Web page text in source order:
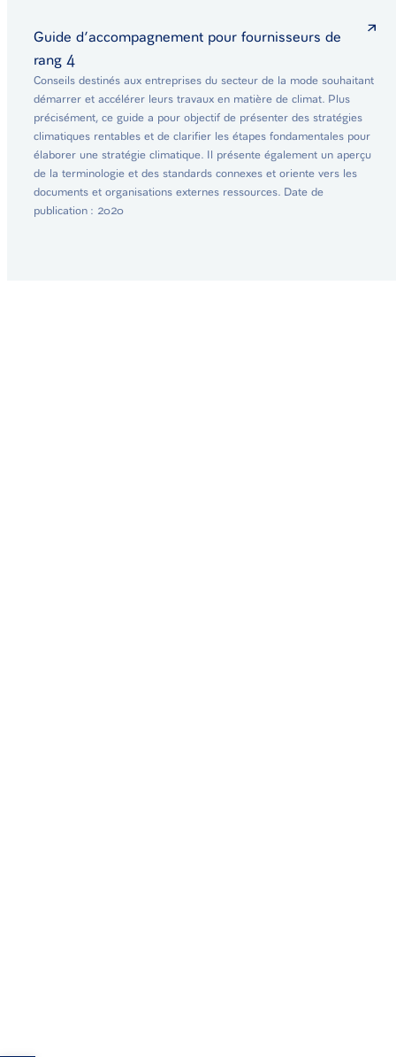
Guide d’accompagnement pour fournisseurs de
rang 4
Conseils destinés aux entreprises du secteur de la mode souhaitant
démarrer et accélérer leurs travaux en matière de climat. Plus
précisément, ce guide a pour objectif de présenter des stratégies
climatiques rentables et de clarifier les étapes fondamentales pour
élaborer une stratégie climatique. Il présente également un aperçu
de la terminologie et des standards connexes et oriente vers les
documents et organisations externes ressources. Date de
publication : 2020